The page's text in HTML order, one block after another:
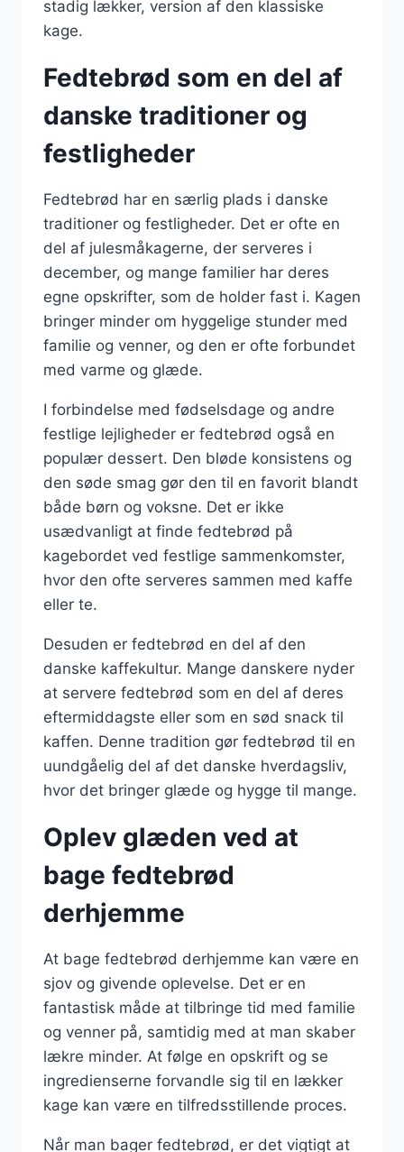
stadig lækker, version af den klassiske
kage.
Fedtebrød som en del af
danske traditioner og
festligheder
Fedtebrød har en særlig plads i danske
traditioner og festligheder. Det er ofte en
del af julesmåkagerne, der serveres i
december, og mange familier har deres
egne opskrifter, som de holder fast i. Kagen
bringer minder om hyggelige stunder med
familie og venner, og den er ofte forbundet
med varme og glæde.
I forbindelse med fødselsdage og andre
festlige lejligheder er fedtebrød også en
populær dessert. Den bløde konsistens og
den søde smag gør den til en favorit blandt
både børn og voksne. Det er ikke
usædvanligt at finde fedtebrød på
kagebordet ved festlige sammenkomster,
hvor den ofte serveres sammen med kaffe
eller te.
Desuden er fedtebrød en del af den
danske kaffekultur. Mange danskere nyder
at servere fedtebrød som en del af deres
eftermiddagste eller som en sød snack til
kaffen. Denne tradition gør fedtebrød til en
uundgåelig del af det danske hverdagsliv,
hvor det bringer glæde og hygge til mange.
Oplev glæden ved at
bage fedtebrød
derhjemme
At bage fedtebrød derhjemme kan være en
sjov og givende oplevelse. Det er en
fantastisk måde at tilbringe tid med familie
og venner på, samtidig med at man skaber
lækre minder. At følge en opskrift og se
ingredienserne forvandle sig til en lækker
kage kan være en tilfredsstillende proces.
Når man bager fedtebrød, er det vigtigt at